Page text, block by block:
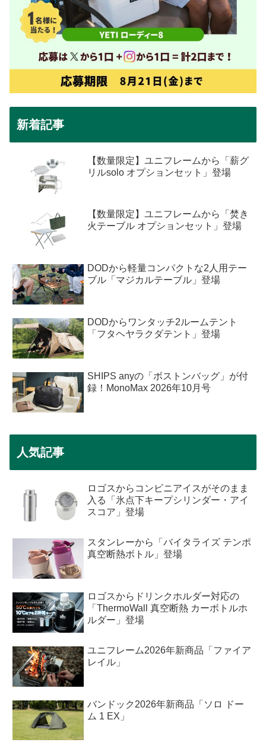
新着記事
【数量限定】ユニフレームから「薪グ
リルsolo オプションセット」登場
【数量限定】ユニフレームから「焚き
火テーブル オプションセット」登場
DODから軽量コンパクトな2人用テー
ブル「マジカルテーブル」登場
DODからワンタッチ2ルームテント
「フタヘヤラクダテント」登場
SHIPS anyの「ボストンバッグ」が付
録！MonoMax 2026年10月号
人気記事
ロゴスからコンビニアイスがそのまま
入る「氷点下キープシリンダー・アイ
スコア」登場
スタンレーから「バイタライズ テンポ
真空断熱ボトル」登場
ロゴスからドリンクホルダー対応の
「ThermoWall 真空断熱 カーボトルホ
ルダー」登場
ユニフレーム2026年新商品「ファイア
レイル」
バンドック2026年新商品「ソロ ドー
ム 1 EX」